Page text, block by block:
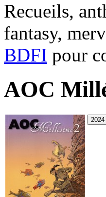
Recueils,
fantasy,
BDFI pour
AOC